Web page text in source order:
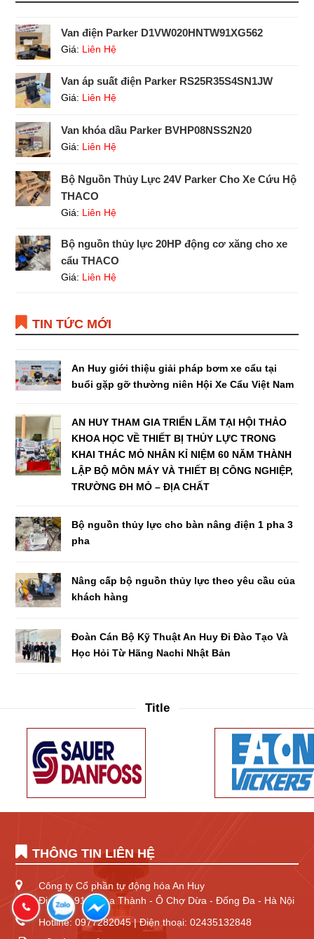
Van điện Parker D1VW020HNTW91XG562
Giá: Liên Hệ
Van áp suất điện Parker RS25R35S4SN1JW
Giá: Liên Hệ
Van khóa dầu Parker BVHP08NSS2N20
Giá: Liên Hệ
Bộ Nguồn Thủy Lực 24V Parker Cho Xe Cứu Hộ
THACO
Giá: Liên Hệ
Bộ nguồn thủy lực 20HP động cơ xăng cho xe
cẩu THACO
Giá: Liên Hệ
TIN TỨC MỚI
An Huy giới thiệu giải pháp bơm xe cẩu tại
buổi gặp gỡ thường niên Hội Xe Cẩu Việt Nam
AN HUY THAM GIA TRIỂN LÃM TẠI HỘI THẢO
KHOA HỌC VỀ THIẾT BỊ THỦY LỰC TRONG
KHAI THÁC MỎ NHÂN KỈ NIỆM 60 NĂM THÀNH
LẬP BỘ MÔN MÁY VÀ THIẾT BỊ CÔNG NGHIỆP,
TRƯỜNG ĐH MỎ – ĐỊA CHẤT
Bộ nguồn thủy lực cho bàn nâng điện 1 pha 3
pha
Nâng cấp bộ nguồn thủy lực theo yêu cầu của
khách hàng
Đoàn Cán Bộ Kỹ Thuật An Huy Đi Đào Tạo Và
Học Hỏi Từ Hãng Nachi Nhật Bản
Title
THÔNG TIN LIÊN HỆ
Công ty Cổ phần tự động hóa An Huy
Địa chỉ: 91 Đê La Thành - Ô Chợ Dừa - Đống Đa - Hà Nội
Hotline: 0977282045 | Điện thoại: 02435132848